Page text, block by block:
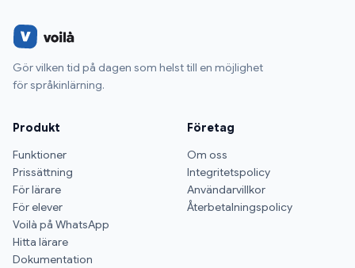
Gör vilken tid på dagen som helst till en möjlighet
för språkinlärning.
Produkt
Funktioner
Prissättning
För lärare
För elever
Voilà på WhatsApp
Hitta lärare
Dokumentation
Företag
Om oss
Integritetspolicy
Användarvillkor
Återbetalningspolicy